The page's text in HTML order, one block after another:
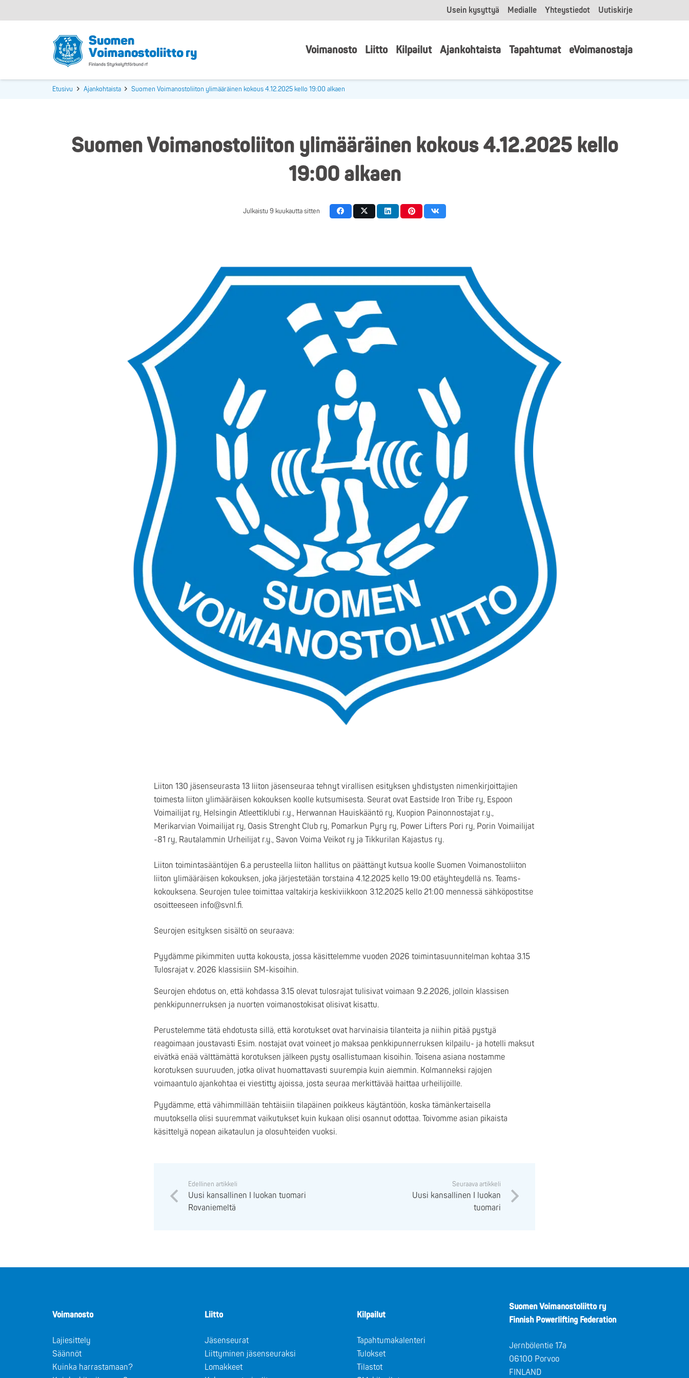
Usein kysyttyä Medialle Yhteystiedot Uutiskirje
Voimanosto Liitto Kilpailut Ajankohtaista Tapahtumat eVoimanostaja
Etusivu Ajankohtaista Suomen Voimanostoliiton ylimääräinen kokous 4.12.2025 kello 19:00 alkaen
Suomen Voimanostoliiton ylimääräinen kokous 4.12.2025 kello
19:00 alkaen
Julkaistu 9 kuukautta sitten
Liiton 130 jäsenseurasta 13 liiton jäsenseuraa tehnyt virallisen esityksen yhdistysten nimenkirjoittajien
toimesta liiton ylimääräisen kokouksen koolle kutsumisesta. Seurat ovat Eastside Iron Tribe ry, Espoon
Voimailijat ry, Helsingin Atleettiklubi r.y., Herwannan Hauiskääntö ry, Kuopion Painonnostajat r.y.,
Merikarvian Voimailijat ry, Oasis Strenght Club ry, Pomarkun Pyry ry, Power Lifters Pori ry, Porin Voimailijat
-81 ry, Rautalammin Urheilijat r.y., Savon Voima Veikot ry ja Tikkurilan Kajastus ry.
Liiton toimintasääntöjen 6.a perusteella liiton hallitus on päättänyt kutsua koolle Suomen Voimanostoliiton
liiton ylimääräisen kokouksen, joka järjestetään torstaina 4.12.2025 kello 19:00 etäyhteydellä ns. Teams-
kokouksena. Seurojen tulee toimittaa valtakirja keskiviikkoon 3.12.2025 kello 21:00 mennessä sähköpostitse
osoitteeseen info@svnl.fi.
Seurojen esityksen sisältö on seuraava:
Pyydämme pikimmiten uutta kokousta, jossa käsittelemme vuoden 2026 toimintasuunnitelman kohtaa 3.15
Tulosrajat v. 2026 klassisiin SM-kisoihin.
Seurojen ehdotus on, että kohdassa 3.15 olevat tulosrajat tulisivat voimaan 9.2.2026, jolloin klassisen
penkkipunnerruksen ja nuorten voimanostokisat olisivat kisattu.
Perustelemme tätä ehdotusta sillä, että korotukset ovat harvinaisia tilanteita ja niihin pitää pystyä
reagoimaan joustavasti Esim. nostajat ovat voineet jo maksaa penkkipunnerruksen kilpailu- ja hotelli maksut
eivätkä enää välttämättä korotuksen jälkeen pysty osallistumaan kisoihin. Toisena asiana nostamme
korotuksen suuruuden, jotka olivat huomattavasti suurempia kuin aiemmin. Kolmanneksi rajojen
voimaantulo ajankohtaa ei viestitty ajoissa, josta seuraa merkittävää haittaa urheilijoille.
Pyydämme, että vähimmillään tehtäisiin tilapäinen poikkeus käytäntöön, koska tämänkertaisella
muutoksella olisi suuremmat vaikutukset kuin kukaan olisi osannut odottaa. Toivomme asian pikaista
käsittelyä nopean aikataulun ja olosuhteiden vuoksi.
Edellinen artikkeli
Uusi kansallinen I luokan tuomari
Rovaniemeltä
Seuraava artikkeli
Uusi kansallinen I luokan
tuomari
Voimanosto
Lajiesittely
Säännöt
Kuinka harrastamaan?
Liitto
Jäsenseurat
Liittyminen jäsenseuraksi
Lomakkeet
Kilpailut
Tapahtumakalenteri
Tulokset
Tilastot
Suomen Voimanostoliitto ry
Finnish Powerlifting Federation
Jernbölentie 17a
06100 Porvoo
FINLAND